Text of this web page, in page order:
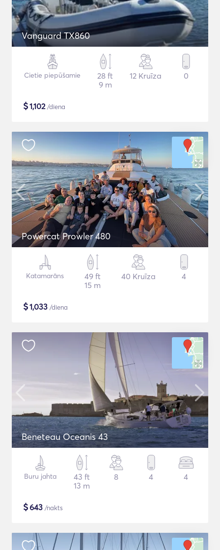
Vanguard TX860
Cietie piepūšamie
28 ft
9 m
12 Kruīza 0
$1,102/diena
Powercat Prowler 480
Katamarāns
49 ft
15 m
40 Kruīza 4
$1,033 /diena
Beneteau Oceanis 43
Buru jahta
43 ft
13 m
8 4 4
$643 /nakts